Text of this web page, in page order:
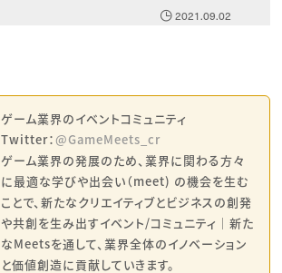
2021.09.02
ゲーム業界のイベントコミュニティ
Twitter：@GameMeets_cr
ゲーム業界の発展のため、業界に関わる方々
に最適な学びや出会い（meet) の機会を生む
ことで、新たなクリエイティブとビジネスの創発
や共創を生み出すイベント/コミュニティ｜新た
なMeetsを通して、業界全体のイノベーション
と価値創造に貢献していきます。